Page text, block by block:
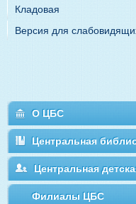
Кладовая
Версия для
О ЦБС
Центральная
Центральная
Филиалы ЦБС